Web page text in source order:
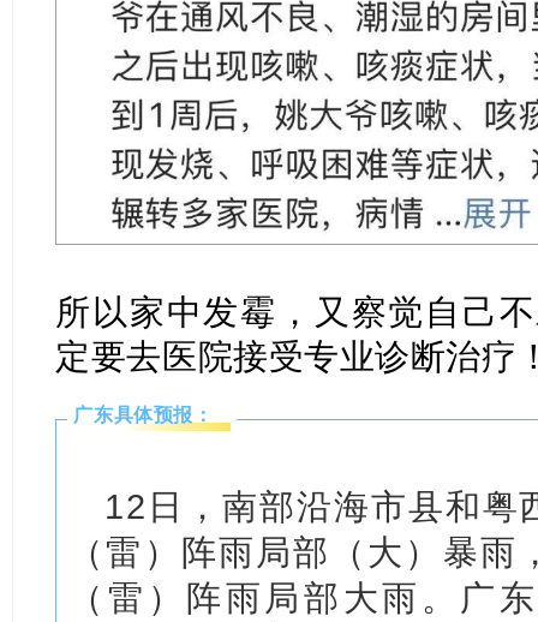
所以家中发霉，又察觉自己
定要去医院接受专业诊断治疗
广东具体预报：
12日，南部沿海市县和粤
（雷）阵雨局部（大）暴
（雷）阵雨局部大雨。广